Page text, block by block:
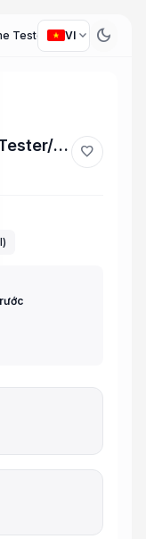
CTV Tester/QC (Part-time Tester/QC) VI expand_more dark_mode
CTV Tester/QC (Part-time Tester/QC) favorite